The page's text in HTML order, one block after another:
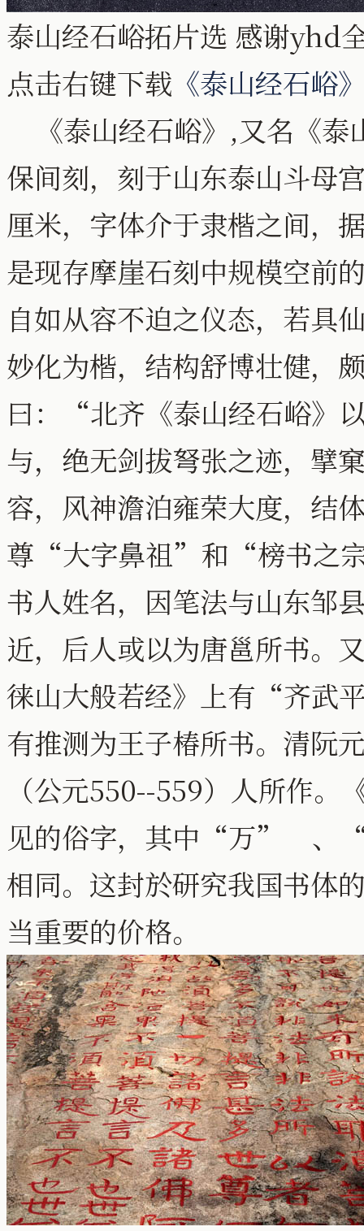
泰山经石峪拓片选 感谢yhd
点击右键下载 《泰山经石峪
《泰山经石峪》,又名《泰
保间刻，刻于山东泰山斗母
厘米，字体介于隶楷之间，
是现存摩崖石刻中规模空前
自如从容不迫之仪态，若具
妙化为楷，结构舒博壮健，
曰：“北齐《泰山经石峪》
与，绝无剑拔弩张之迹，擘
容，风神澹泊雍荣大度，结
尊“大字鼻祖”和“榜书之
书人姓名，因笔法与山东邹
近，后人或以为唐邕所书。
徕山大般若经》上有 “齐武
有推测为王子椿所书。清阮
（公元550--559）人所作
见的俗字，其中 “万” 、
相同。这封於研究我国书体
当重要的价格。